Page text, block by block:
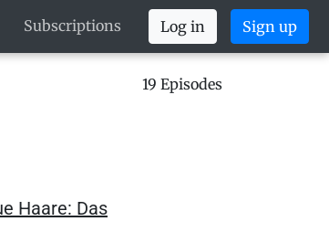
Subscriptions Log in Sign up
19 Episodes
Haare: Das